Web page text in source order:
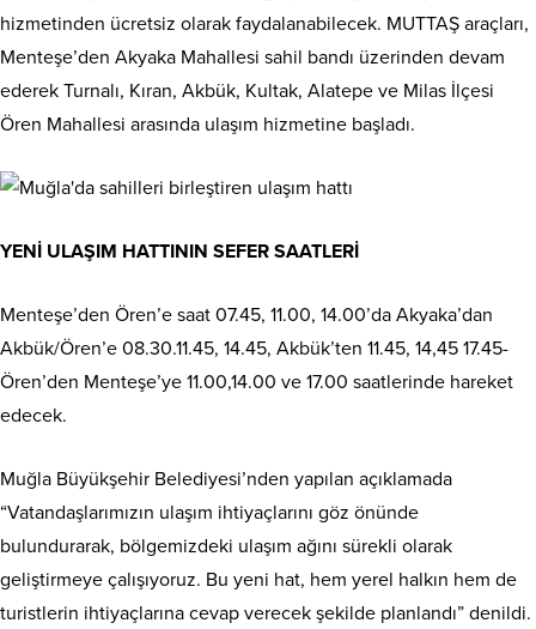
hizmetinden ücretsiz olarak faydalanabilecek. MUTTAŞ araçları,
Menteşe’den Akyaka Mahallesi sahil bandı üzerinden devam
ederek Turnalı, Kıran, Akbük, Kultak, Alatepe ve Milas İlçesi
Ören Mahallesi arasında ulaşım hizmetine başladı.
YENİ ULAŞIM HATTININ SEFER SAATLERİ
Menteşe’den Ören’e saat 07.45, 11.00, 14.00’da Akyaka’dan
Akbük/Ören’e 08.30.11.45, 14.45, Akbük’ten 11.45, 14,45 17.45-
Ören’den Menteşe’ye 11.00,14.00 ve 17.00 saatlerinde hareket
edecek.
Muğla Büyükşehir Belediyesi’nden yapılan açıklamada
“Vatandaşlarımızın ulaşım ihtiyaçlarını göz önünde
bulundurarak, bölgemizdeki ulaşım ağını sürekli olarak
geliştirmeye çalışıyoruz. Bu yeni hat, hem yerel halkın hem de
turistlerin ihtiyaçlarına cevap verecek şekilde planlandı” denildi.